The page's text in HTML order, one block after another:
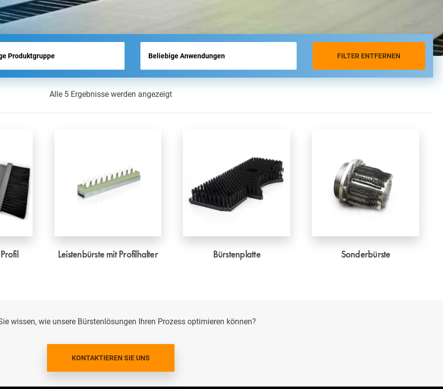
FILTER ENTFERNEN
Alle 5 Ergebnisse werden angezeigt
Leistenbürste mit Profilhalter Bürstenplatte Sonderbürste
wissen, wie unsere Bürstenlösungen Ihren Prozess optimieren können?
KONTAKTIEREN SIE UNS